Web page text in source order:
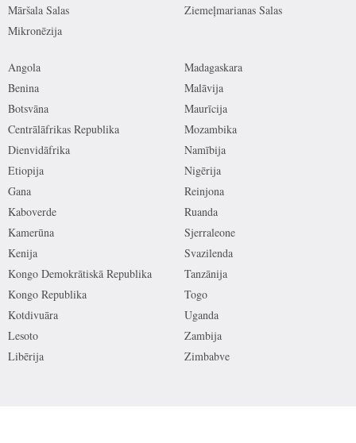
Māršala Salas
Mikronēzija
Ziemeļmarianas Salas
Angola
Benina
Botsvāna
Centrālāfrikas Republika
Dienvidāfrika
Etiopija
Gana
Kaboverde
Kamerūna
Kenija
Kongo Demokrātiskā Republika
Kongo Republika
Kotdivuāra
Lesoto
Libērija
Madagaskara
Malāvija
Maurīcija
Mozambika
Namībija
Nigērija
Reinjona
Ruanda
Sjerraleone
Svazilenda
Tanzānija
Togo
Uganda
Zambija
Zimbabve